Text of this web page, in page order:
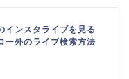
インスタライブを見る
ー外のライブ検索方法